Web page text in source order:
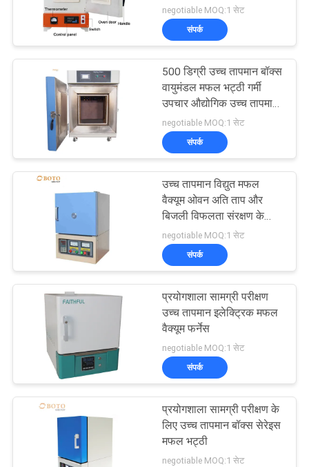
विनती
करे
साइटमैप
गोपनीयता
नीति
प्रयोगशाला सुखाने ओवन
लैब मफल फर्नेस
204
जलवायु परीक्षण कक्ष
60
भट्ठी
negotiable MOQ:1 सेट
संपर्क
500 डिग्री उच्च तापमान बॉक्स
वायुमंडल मफल भट्ठी गर्मी
उपचार औद्योगिक उच्च तापमान
ओवन
negotiable MOQ:1 सेट
संपर्क
उच्च तापमान विद्युत मफल
वैक्यूम ओवन अति ताप और
बिजली विफलता संरक्षण के
साथ
negotiable MOQ:1 सेट
संपर्क
प्रयोगशाला सामग्री परीक्षण
उच्च तापमान इलेक्ट्रिक मफल
वैक्यूम फर्नेस
negotiable MOQ:1 सेट
संपर्क
प्रयोगशाला सामग्री परीक्षण के
लिए उच्च तापमान बॉक्स सेरेइस
मफल भट्ठी
negotiable MOQ:1 सेट